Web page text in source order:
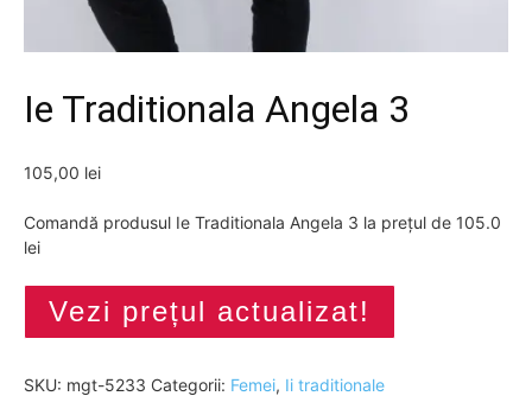
Ie Traditionala Angela 3
105,00 lei
Comandă produsul Ie Traditionala Angela 3 la prețul de 105.0
lei
Vezi prețul actualizat!
SKU: mgt-5233 Categorii: Femei, Ii traditionale